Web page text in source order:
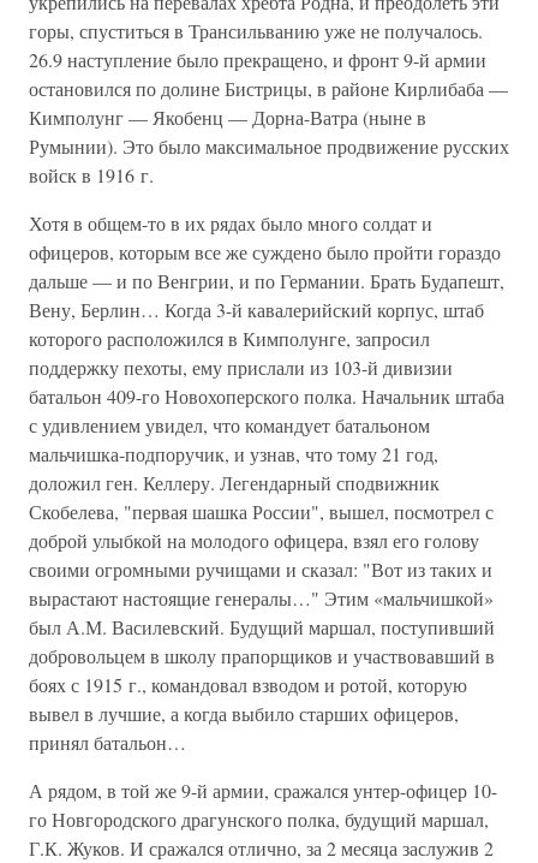
горы, спуститься в Трансильванию уже не получалось.
26.9 наступление было прекращено, и фронт 9-й армии
остановился по долине Бистрицы, в районе Кирлибаба —
Кимполунг — Якобенц — Дорна-Ватра (ныне в
Румынии). Это было максимальное продвижение русских
войск в 1916 г.
Хотя в общем-то в их рядах было много солдат и
офицеров, которым все же суждено было пройти гораздо
дальше — и по Венгрии, и по Германии. Брать Будапешт,
Вену, Берлин… Когда 3-й кавалерийский корпус, штаб
которого расположился в Кимполунге, запросил
поддержку пехоты, ему прислали из 103-й дивизии
батальон 409-го Новохоперского полка. Начальник штаба
с удивлением увидел, что командует батальоном
мальчишка-подпоручик, и узнав, что тому 21 год,
доложил ген. Келлеру. Легендарный сподвижник
Скобелева, "первая шашка России", вышел, посмотрел с
доброй улыбкой на молодого офицера, взял его голову
своими огромными ручищами и сказал: "Вот из таких и
вырастают настоящие генералы…" Этим «мальчишкой»
был А.М. Василевский. Будущий маршал, поступивший
добровольцем в школу прапорщиков и участвовавший в
боях с 1915 г., командовал взводом и ротой, которую
вывел в лучшие, а когда выбило старших офицеров,
принял батальон…
А рядом, в той же 9-й армии, сражался унтер-офицер 10-
го Новгородского драгунского полка, будущий маршал,
Г.К. Жуков. И сражался отлично, за 2 месяца заслужив 2